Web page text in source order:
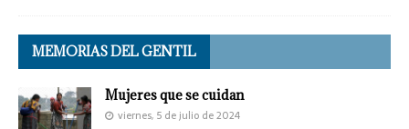
MEMORIAS DEL GENTIL
Mujeres que se cuidan
viernes, 5 de julio de 2024